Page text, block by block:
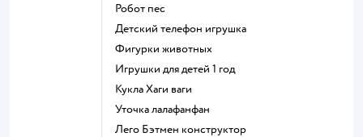
Робот пес
Детский телефон игрушка
Фигурки животных
Игрушки для детей 1 год
Кукла Хаги ваги
Уточка лалафанфан
Лего Бэтмен конструктор